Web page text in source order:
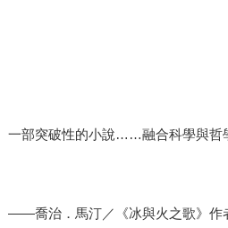
一部突破性的小說……融合科學與哲
――喬治．馬汀／《冰與火之歌》作